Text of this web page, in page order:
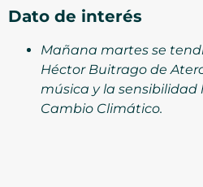
Dato de interés
Mañana martes se
Héctor Buitrago de
música y la
Cambio Climático.